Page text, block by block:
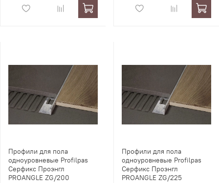
Профили для пола
одноуровневые Profilpas
Серфикс Проэнгл
PROANGLE ZG/200
Профили для пола
одноуровневые Profilpas
Серфикс Проэнгл
PROANGLE ZG/225